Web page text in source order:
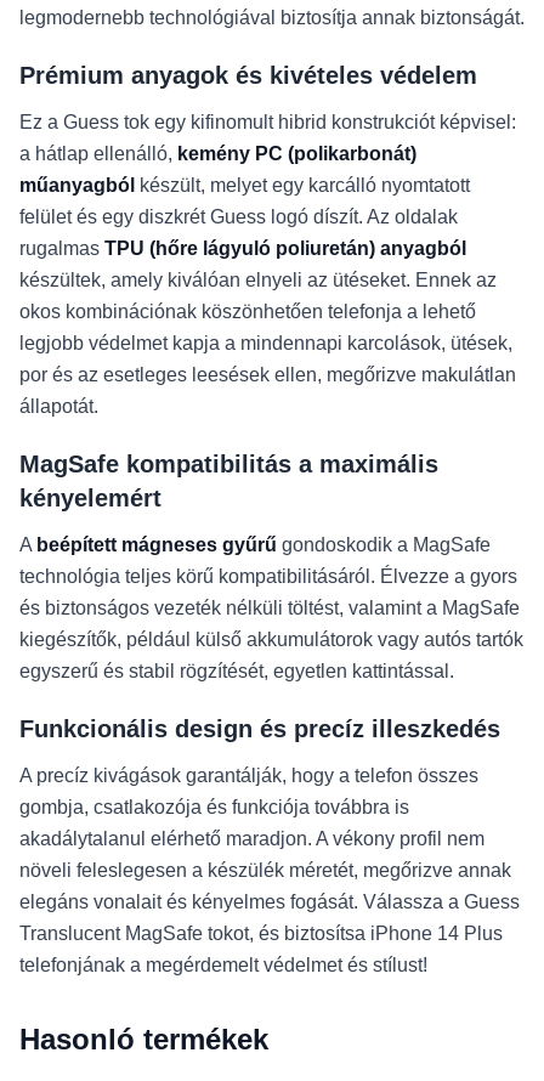
legmodernebb technológiával biztosítja annak biztonságát.
Prémium anyagok és kivételes védelem
Ez a Guess tok egy kifinomult hibrid konstrukciót képvisel:
a hátlap ellenálló, kemény PC (polikarbonát)
műanyagból készült, melyet egy karcálló nyomtatott
felület és egy diszkrét Guess logó díszít. Az oldalak
rugalmas TPU (hőre lágyuló poliuretán) anyagból
készültek, amely kiválóan elnyeli az ütéseket. Ennek az
okos kombinációnak köszönhetően telefonja a lehető
legjobb védelmet kapja a mindennapi karcolások, ütések,
por és az esetleges leesések ellen, megőrizve makulátlan
állapotát.
MagSafe kompatibilitás a maximális
kényelemért
A beépített mágneses gyűrű gondoskodik a MagSafe
technológia teljes körű kompatibilitásáról. Élvezze a gyors
és biztonságos vezeték nélküli töltést, valamint a MagSafe
kiegészítők, például külső akkumulátorok vagy autós tartók
egyszerű és stabil rögzítését, egyetlen kattintással.
Funkcionális design és precíz illeszkedés
A precíz kivágások garantálják, hogy a telefon összes
gombja, csatlakozója és funkciója továbbra is
akadálytalanul elérhető maradjon. A vékony profil nem
növeli feleslegesen a készülék méretét, megőrizve annak
elegáns vonalait és kényelmes fogását. Válassza a Guess
Translucent MagSafe tokot, és biztosítsa iPhone 14 Plus
telefonjának a megérdemelt védelmet és stílust!
Hasonló termékek